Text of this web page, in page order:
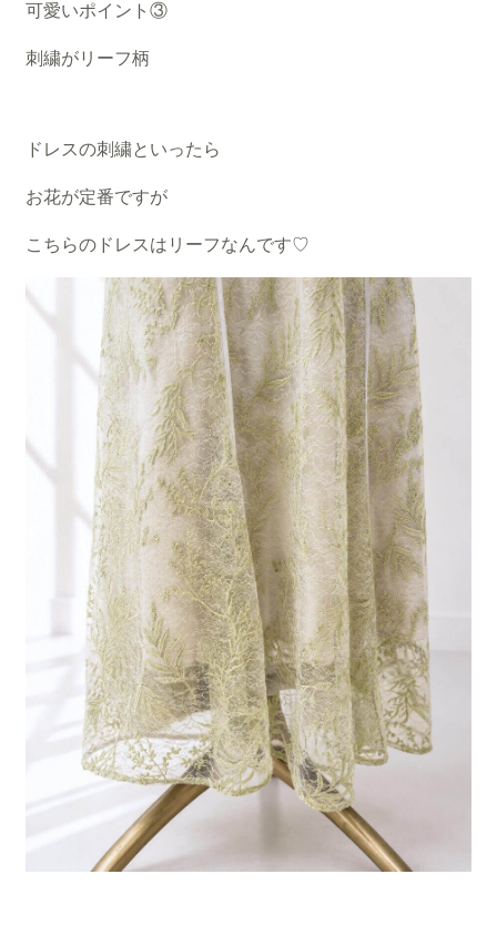
可愛いポイント③
刺繍がリーフ柄
ドレスの刺繍といったら
お花が定番ですが
こちらのドレスはリーフなんです♡